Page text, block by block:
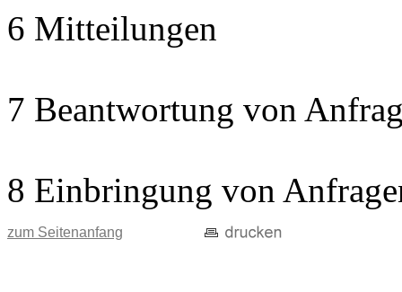
6 Mitteilungen
7 Beantwortung von
8 Einbringung von
zum Seitenanfang